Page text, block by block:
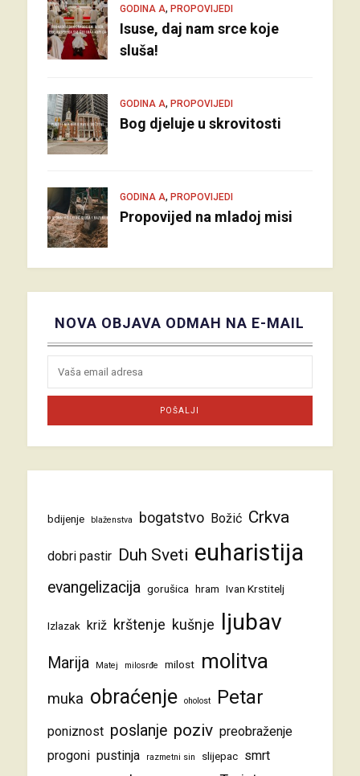
GODINA A, PROPOVIJEDI
Isuse, daj nam srce koje
sluša!
GODINA A, PROPOVIJEDI
Bog djeluje u skrovitosti
GODINA A, PROPOVIJEDI
Propovijed na mladoj misi
NOVA OBJAVA ODMAH NA E-MAIL
bdijenje blaženstva bogatstvo Božić Crkva
dobri pastir Duh Sveti euharistija
evangelizacija gorušica hram Ivan Krstitelj
Izlazak križ krštenje kušnje ljubav
Marija Matej milosrđe milost molitva
muka obraćenje oholost Petar
poniznost poslanje poziv preobraženje
progoni pustinja razmetni sin slijepac smrt